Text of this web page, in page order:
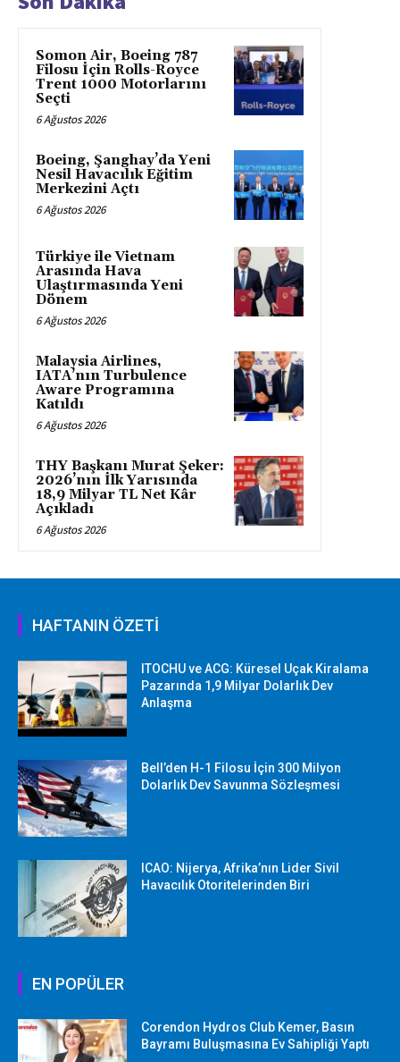
Somon Air, Boeing 787
Filosu İçin Rolls-Royce
Trent 1000 Motorlarını
Seçti
6 Ağustos 2026
Boeing, Şanghay’da Yeni
Nesil Havacılık Eğitim
Merkezini Açtı
6 Ağustos 2026
Türkiye ile Vietnam
Arasında Hava
Ulaştırmasında Yeni
Dönem
6 Ağustos 2026
Malaysia Airlines,
IATA’nın Turbulence
Aware Programına
Katıldı
6 Ağustos 2026
THY Başkanı Murat Şeker:
2026’nın İlk Yarısında
18,9 Milyar TL Net Kâr
Açıkladı
6 Ağustos 2026
HAFTANIN ÖZETİ
ITOCHU ve ACG: Küresel Uçak Kiralama
Pazarında 1,9 Milyar Dolarlık Dev
Anlaşma
Bell’den H-1 Filosu İçin 300 Milyon
Dolarlık Dev Savunma Sözleşmesi
ICAO: Nijerya, Afrika’nın Lider Sivil
Havacılık Otoritelerinden Biri
EN POPÜLER
Corendon Hydros Club Kemer, Basın
Bayramı Buluşmasına Ev Sahipliği Yaptı